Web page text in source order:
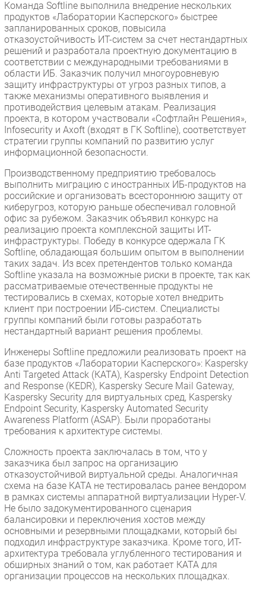
Интервью
Мероприятия
Проекты
IT класс
Тестовый стенд
Каталог компаний
Команда Softline выполнила внедрение нескольких
продуктов «Лаборатории Касперского» быстрее
запланированных сроков, повысила
отказоустойчивость ИТ-систем за счет нестандартных
решений и разработала проектную документацию в
соответствии с международными требованиями в
области ИБ. Заказчик получил многоуровневую
защиту инфраструктуры от угроз разных типов, а
также механизмы оперативного выявления и
противодействия целевым атакам. Реализация
проекта, в котором участвовали «Софтлайн Решения»,
Infosecurity и Axoft (входят в ГК Softline), соответствует
стратегии группы компаний по развитию услуг
информационной безопасности.
Производственному предприятию требовалось
выполнить миграцию с иностранных ИБ-продуктов на
российские и организовать всестороннюю защиту от
киберугроз, которую раньше обеспечивал головной
офис за рубежом. Заказчик объявил конкурс на
реализацию проекта комплексной защиты ИТ-
инфраструктуры. Победу в конкурсе одержала ГК
Softline, обладающая большим опытом в выполнении
таких задач. Из всех претендентов только команда
Softline указала на возможные риски в проекте, так как
рассматриваемые отечественные продукты не
тестировались в схемах, которые хотел внедрить
клиент при построении ИБ-систем. Специалисты
группы компаний были готовы разработать
нестандартный вариант решения проблемы.
Инженеры Softline предложили реализовать проект на
базе продуктов «Лаборатории Касперского»: Kaspersky
Anti Targeted Attack (КАТА), Kaspersky Endpoint Detection
and Response (KEDR), Kaspersky Secure Mail Gateway,
Kaspersky Security для виртуальных сред, Kaspersky
Endpoint Security, Kaspersky Automated Security
Awareness Platform (ASAP). Были проработаны
требования к архитектуре системы.
Сложность проекта заключалась в том, что у
заказчика был запрос на организацию
отказоустойчивой виртуальной среды. Аналогичная
схема на базе КАТА не тестировалась ранее вендором
в рамках системы аппаратной виртуализации Hyper-V.
Не было задокументированного сценария
балансировки и переключения хостов между
основными и резервными площадками, который бы
подходил инфраструктуре заказчика. Кроме того, ИТ-
архитектура требовала углубленного тестирования и
обширных знаний о том, как работает КАТА для
организации процессов на нескольких площадках.